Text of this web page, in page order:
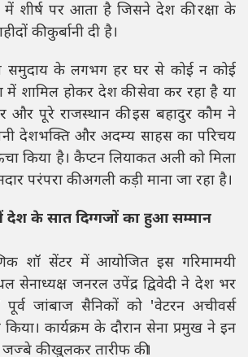
में शीर्ष पर आता है जिसने देश की रक्षा के
की कुर्बानी दी है।
समुदाय के लगभग हर घर से कोई न कोई
में शामिल होकर देश की सेवा कर रहा है या
पूरे राजस्थान की इस बहादुर कौम ने
देशभक्ति और अदम्य साहस का परिचय
किया है। कैप्टन लियाकत अली को मिला
परंपरा की अगली कड़ी माना जा रहा है।
देश के सात दिग्गजों का हुआ सम्मान
शॉ सेंटर में आयोजित इस गरिमामयी
सेनाध्यक्ष जनरल उपेंद्र द्विवेदी ने देश भर
जांबाज सैनिकों को 'वेटरन अचीवर्स
कार्यक्रम के दौरान सेना प्रमुख ने इन
की खुलकर तारीफ की।